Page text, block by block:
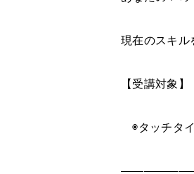
現在のスキル
【受講対象】
◉タッチタ